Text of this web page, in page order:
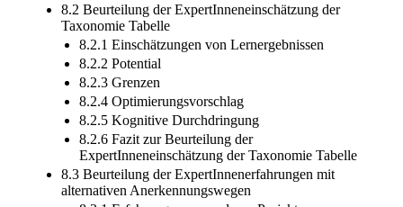
8.2 Beurteilung der ExpertInneneinschätzung der
Taxonomie Tabelle
8.2.1 Einschätzungen von Lernergebnissen
8.2.2 Potential
8.2.3 Grenzen
8.2.4 Optimierungsvorschlag
8.2.5 Kognitive Durchdringung
8.2.6 Fazit zur Beurteilung der
ExpertInneneinschätzung der Taxonomie Tabelle
8.3 Beurteilung der ExpertInnenerfahrungen mit
alternativen Anerkennungswegen